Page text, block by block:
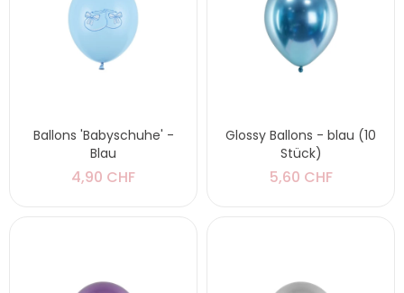
Ballons 'Babyschuhe' -
Blau
4,90 CHF
Glossy Ballons - blau (10
Stück)
5,60 CHF